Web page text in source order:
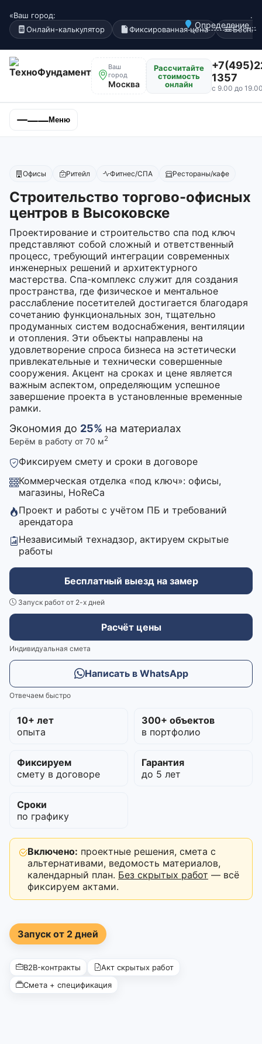
«Ваш город:
Определение...
.
Онлайн-калькулятор
Фиксированная цена
Ваш
город
Москва
Рассчитайте
стоимость
онлайн
1357
с 9.00 до
Меню
Офисы Ритейл Фитнес/СПА Рестораны/кафе
Строительство торгово-офисных
центров в Высоковске
Проектирование и строительство спа под ключ
представляют собой сложный и ответственный
процесс, требующий интеграции современных
инженерных решений и архитектурного
мастерства. Спа-комплекс служит для создания
пространства, где физическое и ментальное
расслабление посетителей достигается благодаря
сочетанию функциональных зон, тщательно
продуманных систем водоснабжения, вентиляции
и отопления. Эти объекты направлены на
удовлетворение спроса бизнеса на эстетически
привлекательные и технически совершенные
сооружения. Акцент на сроках и цене является
важным аспектом, определяющим успешное
завершение проекта в установленные временные
рамки.
Экономия до 25% на материалах
Берём в работу от 70 м2
Фиксируем смету и сроки в договоре
Коммерческая отделка «под ключ»: офисы,
магазины, HoReCa
Проект и работы с учётом ПБ и требований
арендатора
Независимый технадзор, актируем скрытые
работы
Бесплатный выезд на замер
Запуск работ от 2-х дней
Расчёт цены
Индивидуальная смета
Написать в WhatsApp
Отвечаем быстро
10+ лет
опыта
300+ объектов
в портфолио
Фиксируем
смету в договоре
Гарантия
до 5 лет
Сроки
по графику
Включено: проектные решения, смета с
альтернативами, ведомость материалов,
календарный план. Без скрытых работ — всё
фиксируем актами.
Запуск от 2 дней
B2B-контракты
Акт скрытых работ
Смета + спецификация